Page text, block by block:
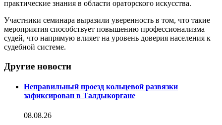
практические знания в области ораторского искусства.
Участники семинара выразили уверенность в том, что такие
мероприятия способствует повышению профессионализма
судей, что напрямую влияет на уровень доверия населения к
судебной системе.
Другие новости
Неправильный проезд кольцевой развязки
зафиксирован в Талдыкоргане
08.08.26